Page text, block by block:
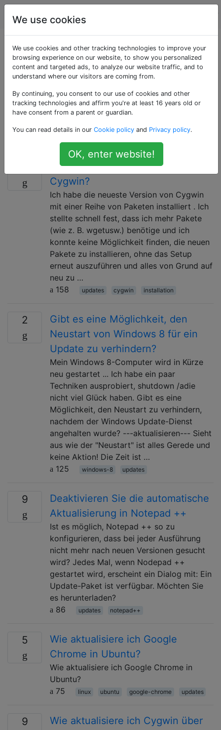
Computerbenutzer
Als «updates»
getaggte Fragen
Dieses Tag wird bei Problemen mit der Aktualisierung
von Software im Allgemeinen verwendet. Es kann
Tags zu verwenden, um anzuzeigen, welches
Programm / Betriebssystem Sie aktualisieren möchten.
Wie installiere ich neue Pakete auf
Cygwin?
Ich habe die neueste Version von Cygwin
mit einer Reihe von Paketen installiert . Ich
stellte schnell fest, dass ich mehr Pakete
(wie z. B. wgetusw.) benötige und ich
konnte keine Möglichkeit finden, die neuen
Pakete zu installieren, ohne das Setup
erneut auszuführen und alles von Grund auf
neu zu …
158
updates cygwin installation
2
Gibt es eine Möglichkeit, den
Neustart von Windows 8 für ein
Update zu verhindern?
Mein Windows 8-Computer wird in Kürze
neu gestartet ... Ich habe ein paar
Techniken ausprobiert, shutdown /adie
nicht viel Glück haben. Gibt es eine
Möglichkeit, den Neustart zu verhindern,
nachdem der Windows Update-Dienst
angehalten wurde? ---aktualisieren--- Sieht
aus wie der "Neustart" ist alles Gerede und
keine Aktion! Die Zeit ist …
125
windows-8 updates
9
Deaktivieren Sie die automatische
Aktualisierung in Notepad ++
Ist es möglich, Notepad ++ so zu
konfigurieren, dass bei jeder Ausführung
nicht mehr nach neuen Versionen gesucht
wird? Jedes Mal, wenn Nodepad ++
gestartet wird, erscheint ein Dialog mit: Ein
Update-Paket ist verfügbar. Möchten Sie
es herunterladen?
86
updates notepad++
5
Wie aktualisiere ich Google
Chrome in Ubuntu?
Wie aktualisiere ich Google Chrome in
Ubuntu?
75
linux ubuntu google-chrome updates
9
Wie aktualisiere ich Cygwin über
We use cookies
We use cookies and other tracking technologies to improve your
browsing experience on our website, to show you personalized
content and targeted ads, to analyze our website traffic, and to
understand where our visitors are coming from.
By continuing, you consent to our use of cookies and other
tracking technologies and affirm you're at least 16 years old or
have consent from a parent or guardian.
You can read details in our Cookie policy and Privacy policy.
OK, enter website!